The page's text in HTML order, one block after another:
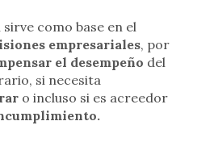
como base en el
empresariales, por
el desempeño del
si necesita
o incluso si es acreedor